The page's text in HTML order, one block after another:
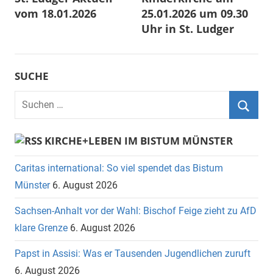
vom 18.01.2026
25.01.2026 um 09.30
Uhr in St. Ludger
SUCHE
Suchen
nach:
KIRCHE+LEBEN IM BISTUM MÜNSTER
Caritas international: So viel spendet das Bistum
Münster 6. August 2026
Sachsen-Anhalt vor der Wahl: Bischof Feige zieht zu AfD
klare Grenze 6. August 2026
Papst in Assisi: Was er Tausenden Jugendlichen zuruft
6. August 2026